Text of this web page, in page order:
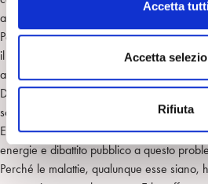
o
n
e
n
s
Accetta
Accetta
Rifiuta
anni?
Pensiamo davvero di affrontare la
il controllo e la sorveglianza? La paura,
allarme sociale, rischia spesso di farci
Dobbiamo chiederci se vogliamo
sofferenza mentale.
E se la risposta è sì, allora dobbiamo
energie e dibattito pubblico a questo
Perché le malattie, qualunque esse siano,